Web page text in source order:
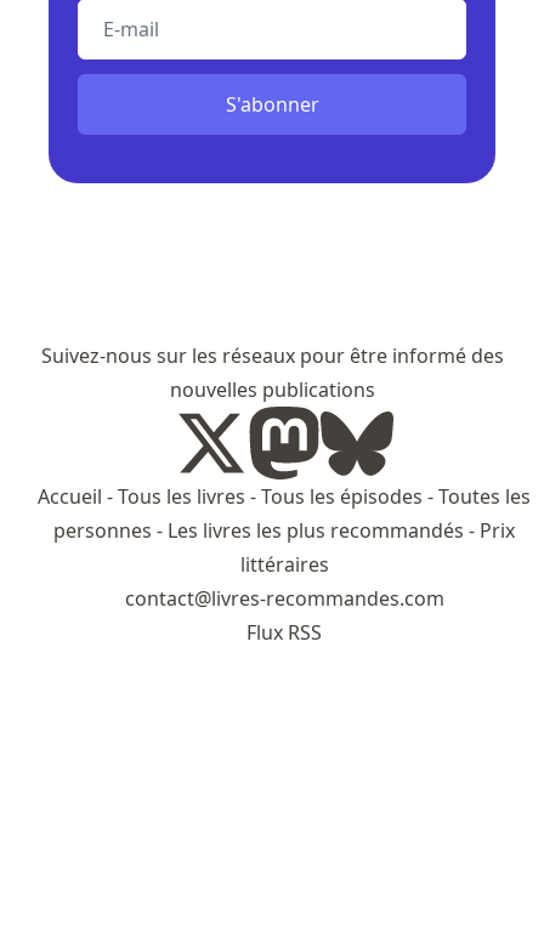
E-mail
S'abonner
Suivez-nous sur les réseaux pour être informé des
nouvelles publications
Accueil -Tous les livres -Tous les épisodes -Toutes les
personnes - Les livres les plus recommandés - Prix
littéraires
contact@livres-recommandes.com
Flux RSS